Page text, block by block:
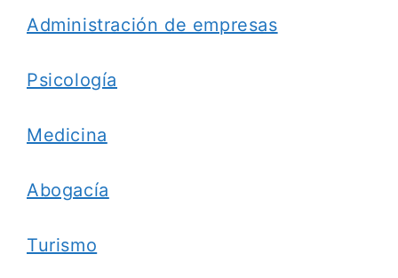
Administración de empresas
Psicología
Medicina
Abogacía
Turismo